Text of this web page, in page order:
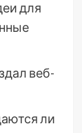
для
веб-
ли